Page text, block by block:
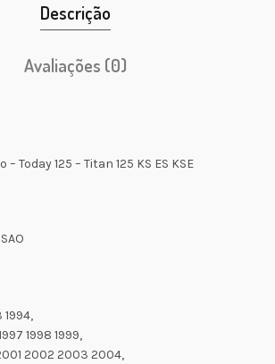
Descrição
Avaliações (0)
Today 125 – Titan 125 KS ES KSE
1994,
1998 1999,
2002 2003 2004,